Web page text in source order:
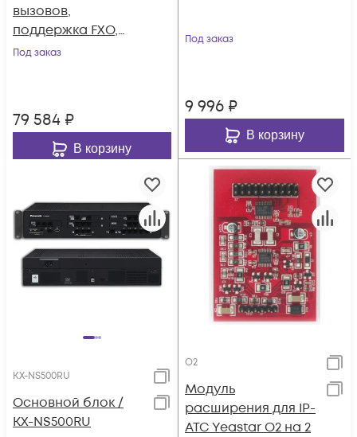
вызовов,
поддержка FXO,
FXS, GSM, BRI
Под заказ
79 584 ₽
В корзину
Под заказ
9 996 ₽
В корзину
KX-NS500RU
Основной блок /
KX-NS500RU
O2
Модуль
расширения для IP-
АТС Yeastar O2 на 2